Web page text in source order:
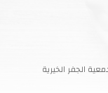
الجفر الخيرية